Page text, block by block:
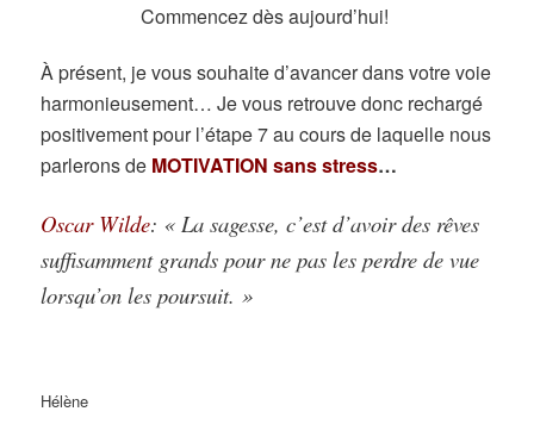
Commencez dès aujourd’hui!
À présent, je vous souhaite d’avancer dans votre voie
harmonieusement… Je vous retrouve donc rechargé
positivement pour l’étape 7 au cours de laquelle nous
parlerons de MOTIVATION sans stress…
Oscar Wilde: « La sagesse, c’est d’avoir des rêves
suffisamment grands pour ne pas les perdre de vue
lorsqu’on les poursuit. »
Hélène